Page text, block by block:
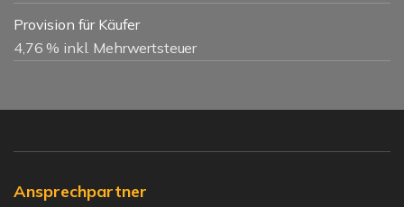
Provision für Käufer
4,76 % inkl. Mehrwertsteuer
Ansprechpartner